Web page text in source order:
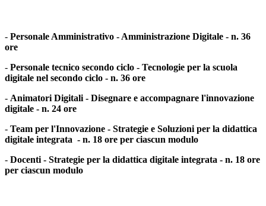
- Personale Amministrativo - Amministrazione Digitale - n. 36
ore
- Personale tecnico secondo ciclo - Tecnologie per la scuola
digitale nel secondo ciclo - n. 36 ore
- Animatori Digitali - Disegnare e accompagnare l'innovazione
digitale - n. 24 ore
- Team per l'Innovazione - Strategie e Soluzioni per la didattica
digitale integrata - n. 18 ore per ciascun modulo
- Docenti - Strategie per la didattica digitale integrata - n. 18 ore
per ciascun modulo